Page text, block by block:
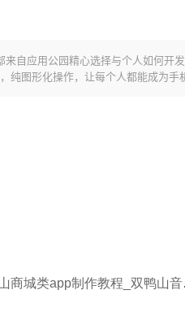
自应用公园精心选择与个人如何开发
图形化操作，让每个人都能成为手
双鸭